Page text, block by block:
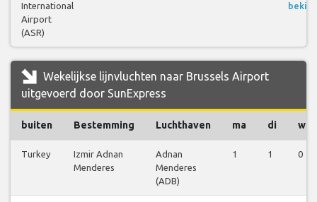
International
Airport
(ASR)
Wekelijkse lijnvluchten naar Brussels Airport
uitgevoerd door SunExpress
buiten Bestemming Luchthaven ma di wo
Turkey
Izmir Adnan
Menderes
Adnan
Menderes
(ADB)
1 1 0